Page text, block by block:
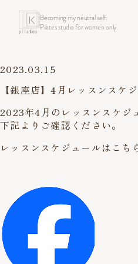
Becoming my neutral self.
Pilates studio for women only.
2023.03.15
【銀座店】4月レッスンスケ
2023年4月のレッスンスケジ
下記よりご確認ください。
レッスンスケジュールはこち